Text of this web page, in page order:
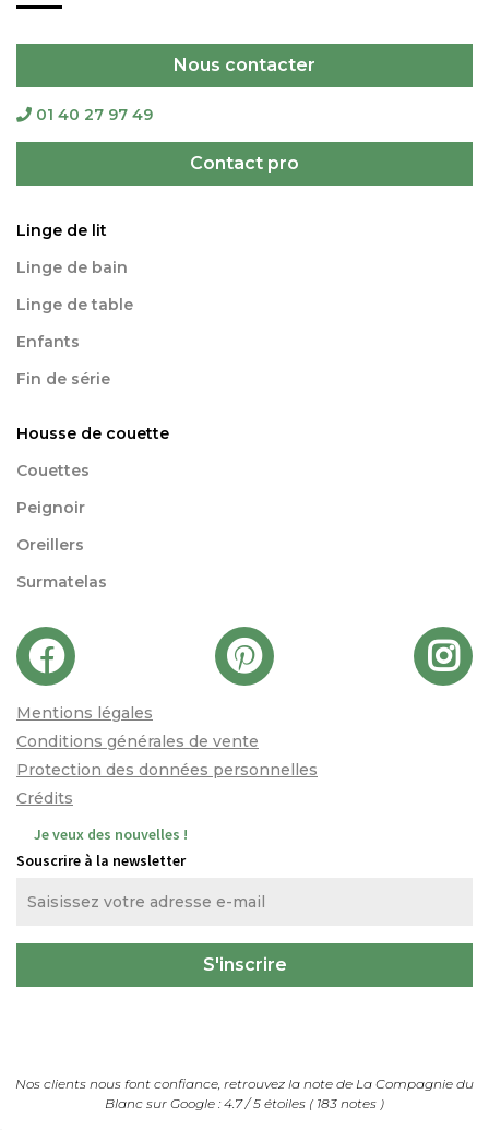
Nous contacter
01 40 27 97 49
Contact pro
Linge de lit
Linge de bain
Linge de table
Enfants
Fin de série
Housse de couette
Couettes
Peignoir
Oreillers
Surmatelas
Mentions légales
Conditions générales de vente
Protection des données personnelles
Crédits
Je veux des nouvelles !
Souscrire à la newsletter
Nos clients nous font confiance, retrouvez la note de La Compagnie du
Blanc sur Google : 4.7/5 étoiles ( 183 notes )